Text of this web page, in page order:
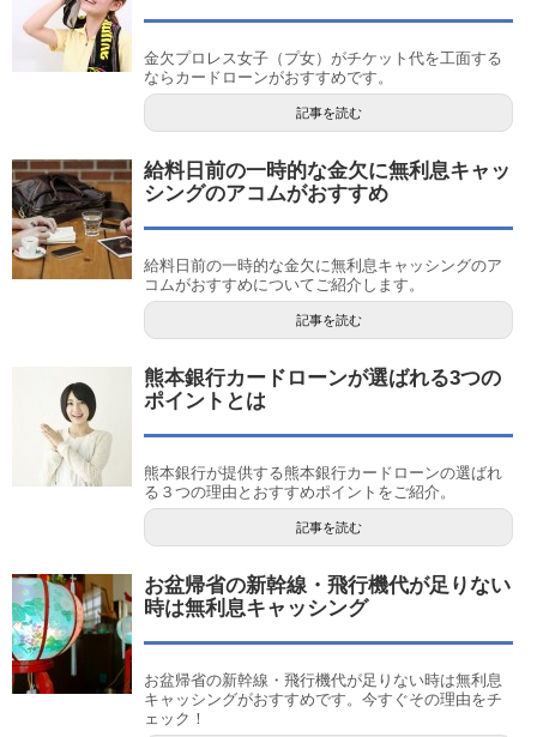
金欠プロレス女子（プ女）がチケット代を工面する
ならカードローンがおすすめです。
記事を読む
給料日前の一時的な金欠に無利息キャッ
シングのアコムがおすすめ
給料日前の一時的な金欠に無利息キャッシングのア
コムがおすすめについてご紹介します。
記事を読む
熊本銀行カードローンが選ばれる3つの
ポイントとは
熊本銀行が提供する熊本銀行カードローンの選ばれ
る３つの理由とおすすめポイントをご紹介。
記事を読む
お盆帰省の新幹線・飛行機代が足りない
時は無利息キャッシング
お盆帰省の新幹線・飛行機代が足りない時は無利息
キャッシングがおすすめです。今すぐその理由をチ
ェック！